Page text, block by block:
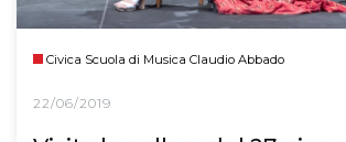
Civica Scuola di Musica Claudio Abbado
22/06/2019